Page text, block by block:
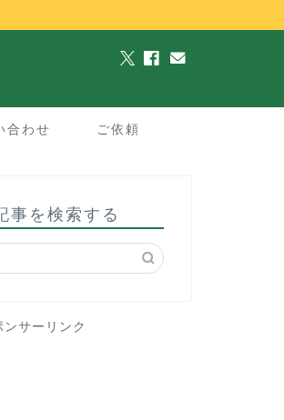
合わせ ご依頼
事を検索する
ンサーリンク